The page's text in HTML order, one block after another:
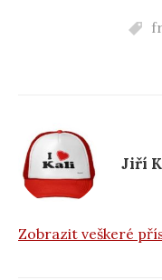
o
k Jiří
Zobrazit veškeré